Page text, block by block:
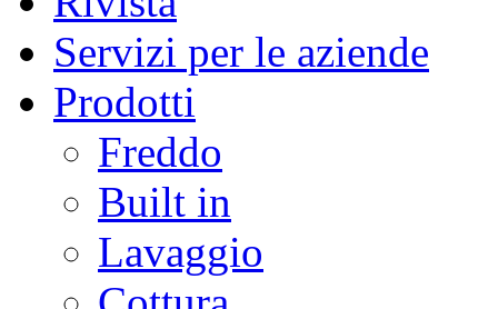
Servizi per le aziende
Prodotti
Freddo
Built in
Lavaggio